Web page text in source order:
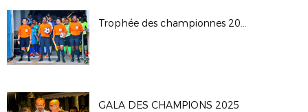
Trophée des championnes 2026
GALA DES CHAMPIONS 2025